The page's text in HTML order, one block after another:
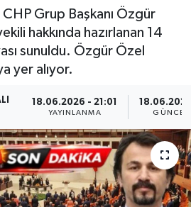
CHP Grup Başkanı Özgür
hakkında hazırlanan 14
sunuldu. Özgür Özel
yer alıyor.
18.06.2026 - 21:01
YAYINLANMA